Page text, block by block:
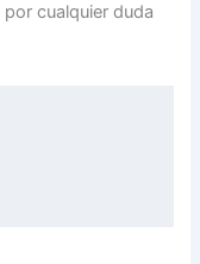
por cualquier duda